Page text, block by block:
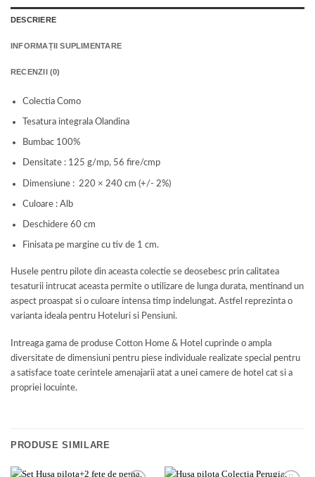
DESCRIERE
INFORMAȚII SUPLIMENTARE
RECENZII (0)
Colectia Como
Tesatura integrala Olandina
Bumbac 100%
Densitate : 125 g/mp, 56 fire/cmp
Dimensiune : 220 × 240 cm (+/- 2%)
Culoare : Alb
Deschidere 60 cm
Finisata pe margine cu tiv de 1 cm.
Husele pentru pilote din aceasta colectie se deosebesc prin calitatea
tesaturii intrucat aceasta permite o utilizare de lunga durata, mentinand un
aspect proaspat si o culoare intensa timp indelungat. Astfel reprezinta o
varianta ideala pentru Hoteluri si Pensiuni.
Intreaga gama de produse Cotton Home & Hotel cuprinde o ampla
diversitate de dimensiuni pentru piese individuale realizate special pentru
a satisface toate cerintele amenajarii atat a unei camere de hotel cat si a
propriei locuinte.
PRODUSE SIMILARE